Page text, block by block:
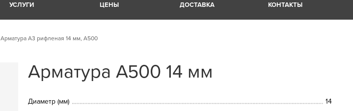
УСЛУГИ ЦЕНЫ ДОСТАВКА КОНТАКТЫ
Арматура А3 рифленая 14 мм, А500
Арматура А500 14 мм
Диаметр (мм)
14